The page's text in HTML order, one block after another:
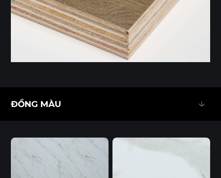
Ván Plywood phủ Melamine (EcoSmooth) kết hợp độ chắc
chắn của plywood với bề mặt hoàn thiện, phù hợp với mọi
không gian nội thất, đặc biệt là những khu vực có độ ẩm
ĐỒNG MÀU